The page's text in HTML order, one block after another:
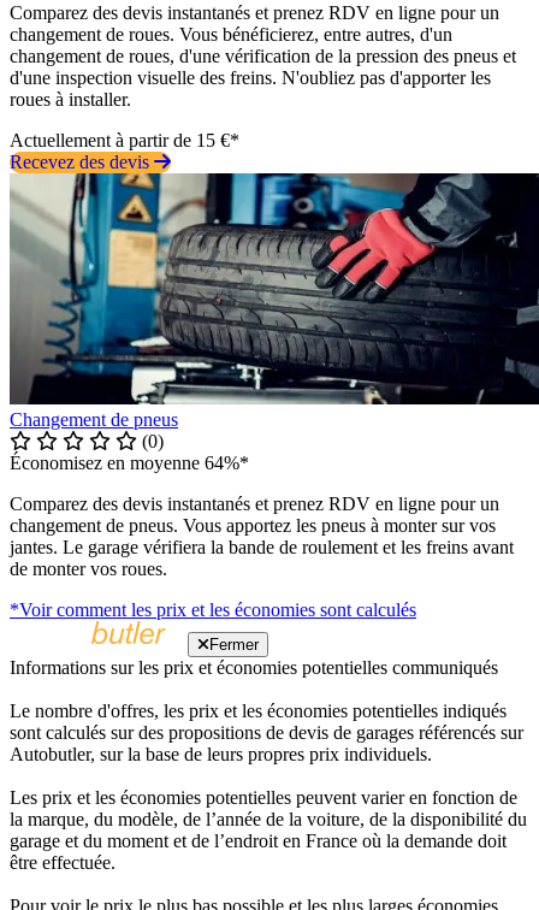
Comparez des devis instantanés et prenez RDV en ligne pour un
changement de roues. Vous bénéficierez, entre autres, d'un
changement de roues, d'une vérification de la pression des pneus et
d'une inspection visuelle des freins. N'oubliez pas d'apporter les
roues à installer.
Actuellement à partir de 15 €*
Recevez des devis
Changement de pneus
(0)
Économisez en moyenne 64%*
Comparez des devis instantanés et prenez RDV en ligne pour un
changement de pneus. Vous apportez les pneus à monter sur vos
jantes. Le garage vérifiera la bande de roulement et les freins avant
de monter vos roues.
*Voir comment les prix et les économies sont calculés
Fermer
Informations sur les prix et économies potentielles communiqués
Le nombre d'offres, les prix et les économies potentielles indiqués
sont calculés sur des propositions de devis de garages référencés sur
Autobutler, sur la base de leurs propres prix individuels.
Les prix et les économies potentielles peuvent varier en fonction de
la marque, du modèle, de l’année de la voiture, de la disponibilité du
garage et du moment et de l’endroit en France où la demande doit
être effectuée.
Pour voir le prix le plus bas possible et les plus larges économies